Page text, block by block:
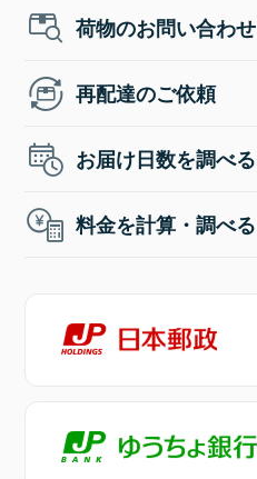
荷物のお問い合わせ
再配達のご依頼
お届け日数を調べる
料金を計算・調べる